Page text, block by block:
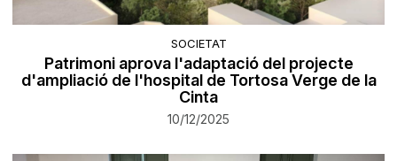
SOCIETAT
Patrimoni aprova l'adaptació del projecte
d'ampliació de l'hospital de Tortosa Verge de la
Cinta
10/12/2025